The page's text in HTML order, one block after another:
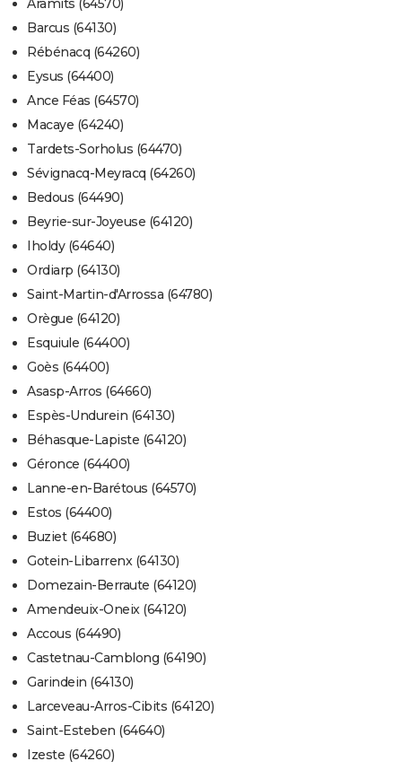
Aramits (64570)
Barcus (64130)
Rébénacq (64260)
Eysus (64400)
Ance Féas (64570)
Macaye (64240)
Tardets-Sorholus (64470)
Sévignacq-Meyracq (64260)
Bedous (64490)
Beyrie-sur-Joyeuse (64120)
Iholdy (64640)
Ordiarp (64130)
Saint-Martin-d'Arrossa (64780)
Orègue (64120)
Esquiule (64400)
Goès (64400)
Asasp-Arros (64660)
Espès-Undurein (64130)
Béhasque-Lapiste (64120)
Géronce (64400)
Lanne-en-Barétous (64570)
Estos (64400)
Buziet (64680)
Gotein-Libarrenx (64130)
Domezain-Berraute (64120)
Amendeuix-Oneix (64120)
Accous (64490)
Castetnau-Camblong (64190)
Garindein (64130)
Larceveau-Arros-Cibits (64120)
Saint-Esteben (64640)
Izeste (64260)